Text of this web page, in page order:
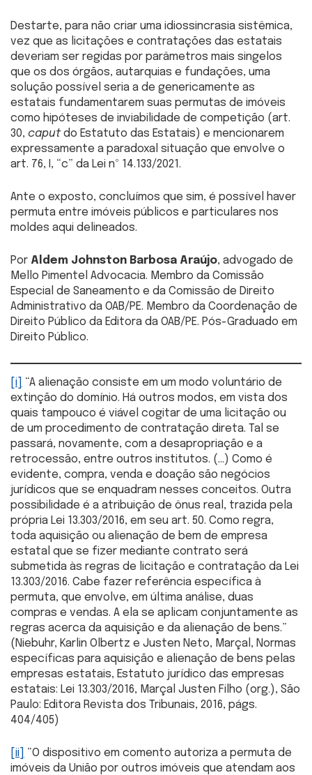
Destarte, para não criar uma idiossincrasia sistêmica,
vez que as licitações e contratações das estatais
deveriam ser regidas por parâmetros mais singelos
que os dos órgãos, autarquias e fundações, uma
solução possível seria a de genericamente as
estatais fundamentarem suas permutas de imóveis
como hipóteses de inviabilidade de competição (art.
30, caputdo Estatuto das Estatais) e mencionarem
expressamente a paradoxal situação que envolve o
art. 76, I, “c” da Lei nº 14.133/2021.
Ante o exposto, concluímos que sim, é possível haver
permuta entre imóveis públicos e particulares nos
moldes aqui delineados.
Por Aldem Johnston Barbosa Araújo, advogado de
Mello Pimentel Advocacia. Membro da Comissão
Especial de Saneamento e da Comissão de Direito
Administrativo da OAB/PE. Membro da Coordenação de
Direito Público da Editora da OAB/PE. Pós-Graduado em
Direito Público.
[i]
“A alienação consiste em um modo voluntário de
extinção do domínio. Há outros modos, em vista dos
quais tampouco é viável cogitar de uma licitação ou
de um procedimento de contratação direta. Tal se
passará, novamente, com a desapropriação e a
retrocessão, entre outros institutos. (…) Como é
evidente, compra, venda e doação são negócios
jurídicos que se enquadram nesses conceitos. Outra
possibilidade é a atribuição de ônus real, trazida pela
própria Lei 13.303/2016, em seu art. 50. Como regra,
toda aquisição ou alienação de bem de empresa
estatal que se fizer mediante contrato será
submetida às regras de licitação e contratação da Lei
13.303/2016. Cabe fazer referência específica à
permuta, que envolve, em última análise, duas
compras e vendas. A ela se aplicam conjuntamente as
regras acerca da aquisição e da alienação de bens.”
(Niebuhr, Karlin Olbertz e Justen Neto, Marçal, Normas
específicas para aquisição e alienação de bens pelas
empresas estatais, Estatuto jurídico das empresas
estatais: Lei 13.303/2016, Marçal Justen Filho (org.), São
Paulo: Editora Revista dos Tribunais, 2016, págs.
404/405)
[ii]
“O dispositivo em comento autoriza a permuta de
imóveis da União por outros imóveis que atendam aos